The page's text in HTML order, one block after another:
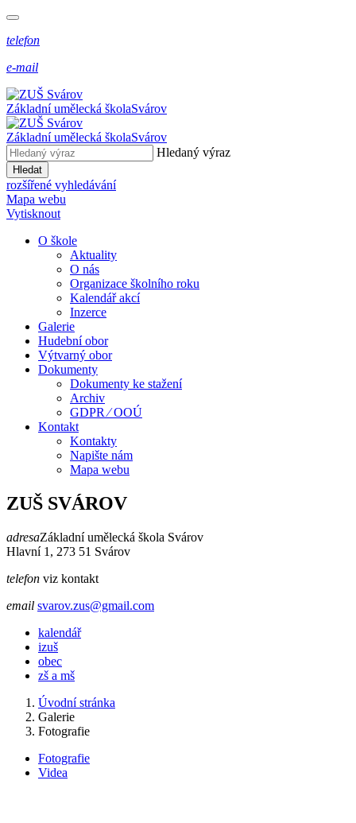
telefon
e-mail
Základní umělecká školaSvárov
Základní umělecká školaSvárov
Hledaný výraz
Hledat
rozšířené vyhledávání
Mapa webu
Vytisknout
O škole
Aktuality
O nás
Organizace školního roku
Kalendář akcí
Inzerce
Galerie
Hudební obor
Výtvarný obor
Dokumenty
Dokumenty ke stažení
Archiv
GDPR ⁄ OOÚ
Kontakt
Kontakty
Napište nám
Mapa webu
ZUŠ SVÁROV
adresaZákladní umělecká škola Svárov
Hlavní 1, 273 51 Svárov
telefon viz kontakt
email svarov.zus@gmail.com
kalendář
izuš
obec
zš a mš
Úvodní stránka
Galerie
Fotografie
Fotografie
Videa